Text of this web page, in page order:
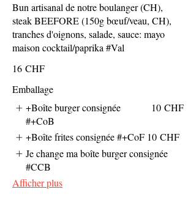
Bun artisanal de notre boulanger (CH),
steak BEEFORE (150g bœuf/veau, CH),
tranches d'oignons, salade, sauce: mayo
maison cocktail/paprika #Val
16 CHF
Emballage
+Boîte burger consignée
#+CoB
10 CHF
+Boîte frites consignée #+CoF 10 CHF
Je change ma boîte burger consignée
#CCB
Afficher plus